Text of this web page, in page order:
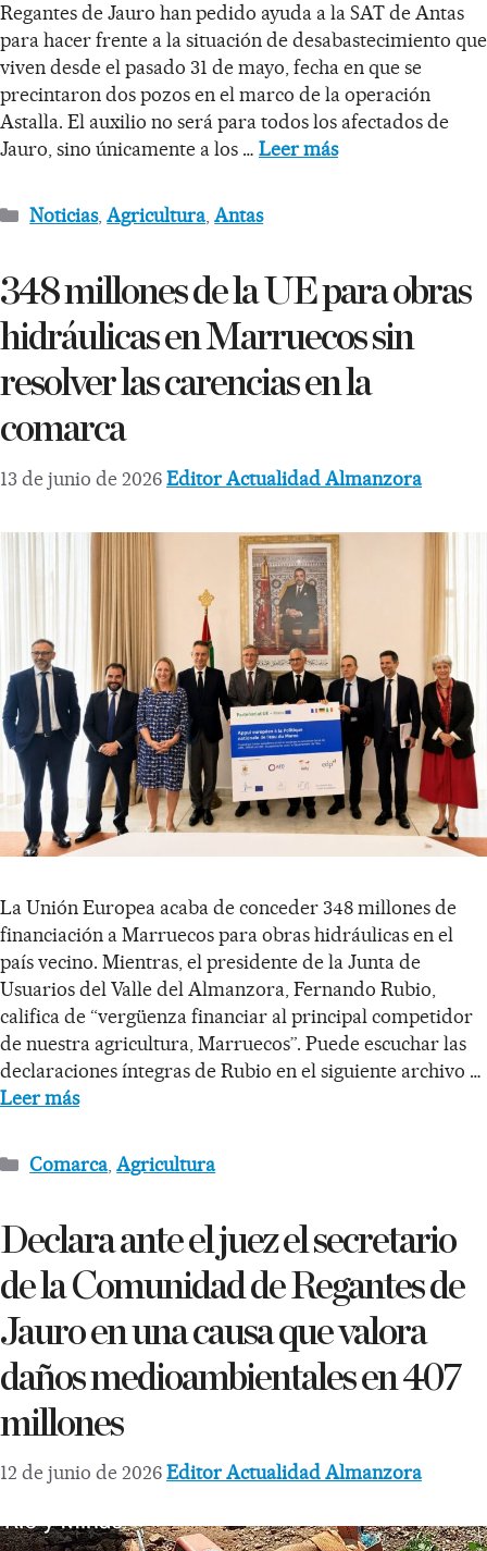
Regantes de Jauro han pedido ayuda a la SAT de Antas
para hacer frente a la situación de desabastecimiento que
viven desde el pasado 31 de mayo, fecha en que se
precintaron dos pozos en el marco de la operación
Astalla. El auxilio no será para todos los afectados de
Jauro, sino únicamente a los … Leer más
Noticias,Agricultura,Antas
348 millones de la UE para obras
hidráulicas en Marruecos sin
resolver las carencias en la
comarca
13 de junio de 2026Editor Actualidad Almanzora
La Unión Europea acaba de conceder 348 millones de
financiación a Marruecos para obras hidráulicas en el
país vecino. Mientras, el presidente de la Junta de
Usuarios del Valle del Almanzora, Fernando Rubio,
califica de “vergüenza financiar al principal competidor
de nuestra agricultura, Marruecos”. Puede escuchar las
declaraciones íntegras de Rubio en el siguiente archivo …
Leer más
Comarca,Agricultura
Declara ante el juez el secretario
de la Comunidad de Regantes de
Jauro en una causa que valora
daños medioambientales en 407
millones
12 de junio de 2026Editor Actualidad Almanzora